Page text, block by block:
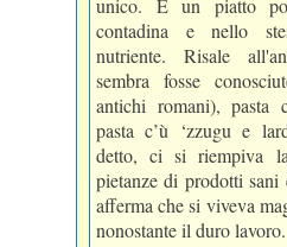
unico. È un piatto
contadina e nello
nutriente. Risale
sembra fosse
antichi romani), pasta
pasta c’ù ‘zzugu e
detto, ci si riempiva
pietanze di prodotti sani
afferma che si viveva
nonostante il duro lavoro.